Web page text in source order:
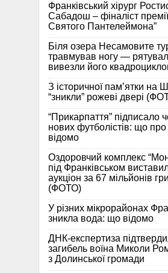
Франківський хірург
Сабадош – фіналіст
Святого Пантелеймона”
Біля озера Несамовите
травмував ногу —
вивезли його
З історичної памʼятки на
“зникли” рожеві двері
“Прикарпаття” підписало
нових футболістів: що
відомо
Оздоровчий комплекс
під Франківськом
аукціон за 67 мільйонів
(ФОТО)
У різних мікрорайонах
зникла вода: що відомо
ДНК-експертиза
загибель воїна Миколи
з Долинської громади